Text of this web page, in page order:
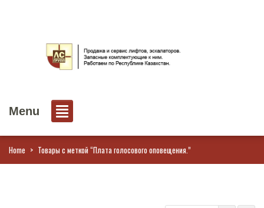
Menu
Home > Товары с меткой “Плата голосового оповещения.”